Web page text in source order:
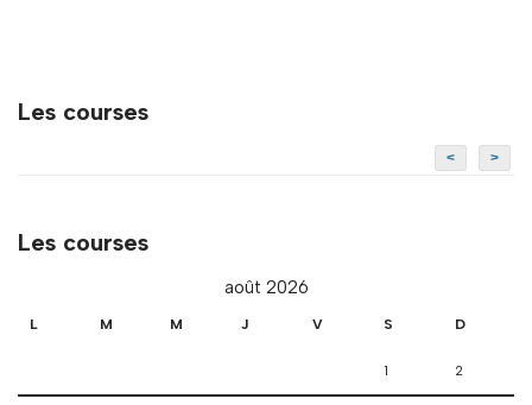
Les courses
< >
Les courses
août 2026
L M M J V S D
1 2